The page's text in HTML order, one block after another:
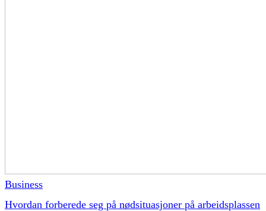
Business
Hvordan forberede seg på nødsituasjoner på arbeidsplassen